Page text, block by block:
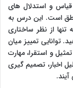
و استدلال های
است. این درس به
تنها از نظر ساختاری
توانایی تمییز میان
و استقرا، مهارت
اخبار، تصمیم گیری